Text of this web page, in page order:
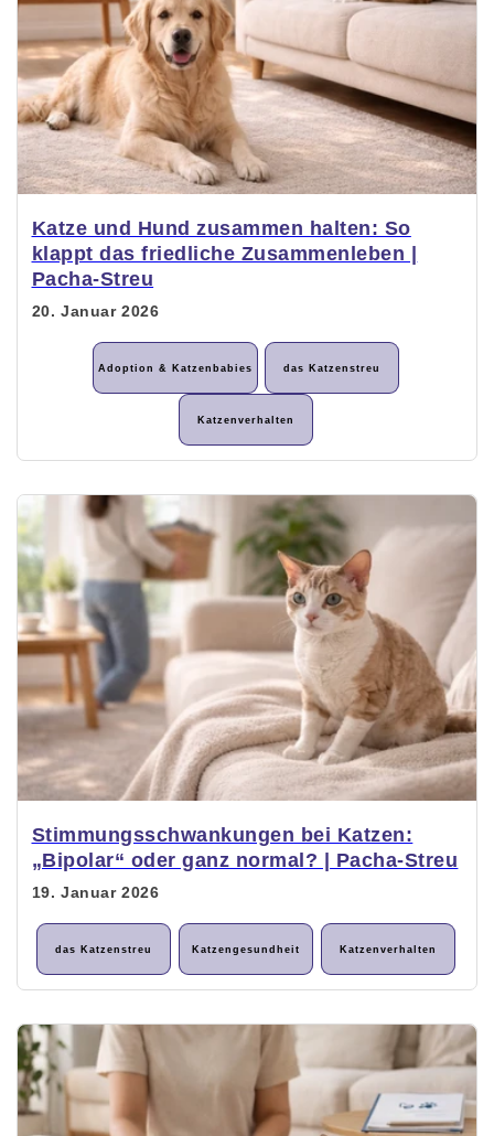
Katze und Hund zusammen halten: So
klappt das friedliche Zusammenleben |
Pacha-Streu
20. Januar 2026
Adoption & Katzenbabies das Katzenstreu
Katzenverhalten
Stimmungsschwankungen bei Katzen:
„Bipolar“ oder ganz normal? | Pacha-Streu
19. Januar 2026
das Katzenstreu Katzengesundheit Katzenverhalten